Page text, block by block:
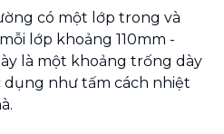
có một lớp trong và
lớp khoảng 110mm -
là một khoảng trống dày
dụng như tấm cách nhiệt